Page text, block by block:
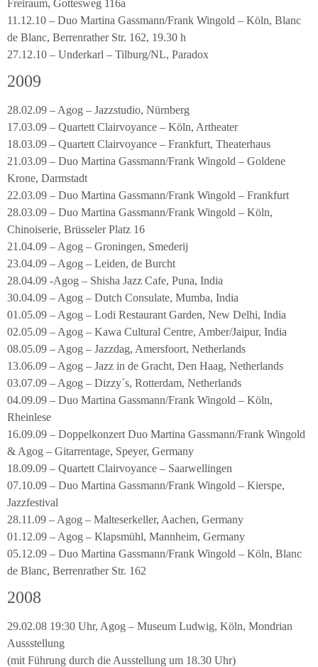
Freiraum, Gottesweg 116a
11.12.10 – Duo Martina Gassmann/Frank Wingold – Köln, Blanc
de Blanc, Berrenrather Str. 162, 19.30 h
27.12.10 – Underkarl – Tilburg/NL, Paradox
2009
28.02.09 – Agog – Jazzstudio, Nürnberg
17.03.09 – Quartett Clairvoyance – Köln, Artheater
18.03.09 – Quartett Clairvoyance – Frankfurt, Theaterhaus
21.03.09 – Duo Martina Gassmann/Frank Wingold – Goldene
Krone, Darmstadt
22.03.09 – Duo Martina Gassmann/Frank Wingold – Frankfurt
28.03.09 – Duo Martina Gassmann/Frank Wingold – Köln,
Chinoiserie, Brüsseler Platz 16
21.04.09 – Agog – Groningen, Smederij
23.04.09 – Agog – Leiden, de Burcht
28.04.09 -Agog – Shisha Jazz Cafe, Puna, India
30.04.09 – Agog – Dutch Consulate, Mumba, India
01.05.09 – Agog – Lodi Restaurant Garden, New Delhi, India
02.05.09 – Agog – Kawa Cultural Centre, Amber/Jaipur, India
08.05.09 – Agog – Jazzdag, Amersfoort, Netherlands
13.06.09 – Agog – Jazz in de Gracht, Den Haag, Netherlands
03.07.09 – Agog – Dizzy´s, Rotterdam, Netherlands
04.09.09 – Duo Martina Gassmann/Frank Wingold – Köln,
Rheinlese
16.09.09 – Doppelkonzert Duo Martina Gassmann/Frank Wingold
& Agog – Gitarrentage, Speyer, Germany
18.09.09 – Quartett Clairvoyance – Saarwellingen
07.10.09 – Duo Martina Gassmann/Frank Wingold – Kierspe,
Jazzfestival
28.11.09 – Agog – Malteserkeller, Aachen, Germany
01.12.09 – Agog – Klapsmühl, Mannheim, Germany
05.12.09 – Duo Martina Gassmann/Frank Wingold – Köln, Blanc
de Blanc, Berrenrather Str. 162
2008
29.02.08 19:30 Uhr, Agog – Museum Ludwig, Köln, Mondrian
Aussstellung
(mit Führung durch die Ausstellung um 18.30 Uhr)